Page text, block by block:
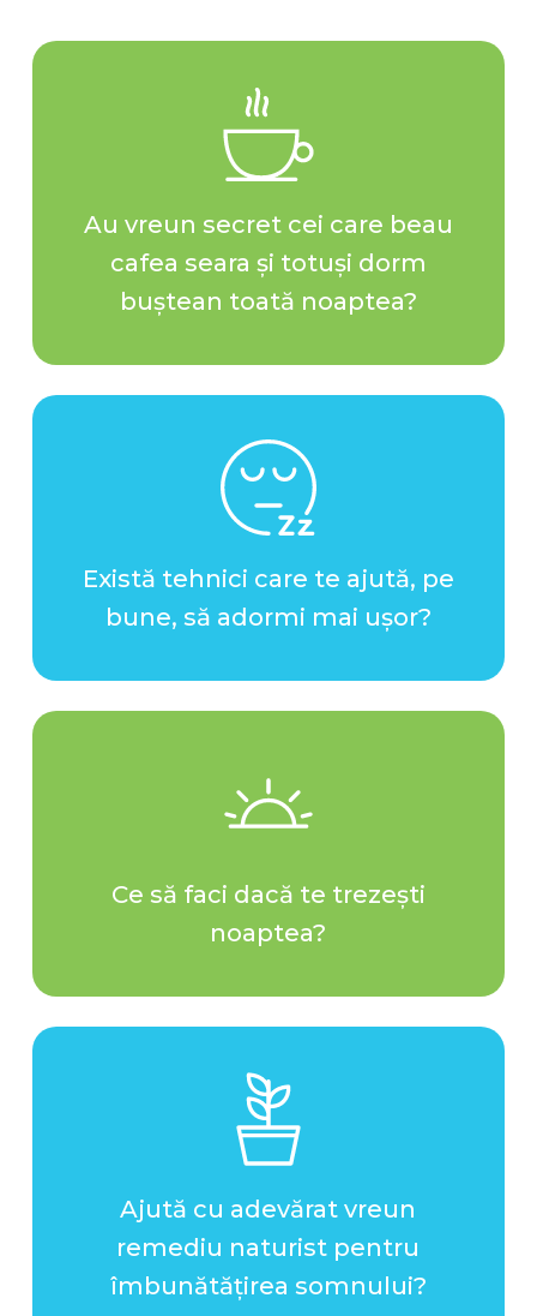
Au vreun secret cei care beau
cafea seara și totuși dorm
buștean toată noaptea?
Există tehnici care te ajută, pe
bune, să adormi mai ușor?
Ce să faci dacă te trezești
noaptea?
Ajută cu adevărat vreun
remediu naturist pentru
îmbunătățirea somnului?